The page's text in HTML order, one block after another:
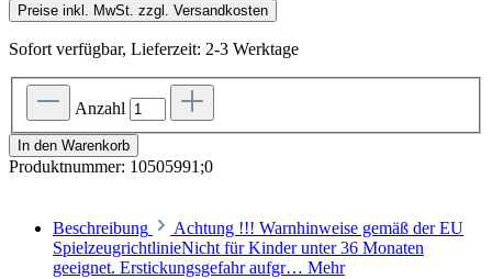
Preise inkl. MwSt. zzgl. Versandkosten
Sofort verfügbar, Lieferzeit: 2-3 Werktage
Anzahl
In den Warenkorb
Produktnummer: 10505991;0
Beschreibung
Achtung !!! Warnhinweise gemäß der EU
SpielzeugrichtlinieNicht für Kinder unter 36 Monaten
geeignet. Erstickungsgefahr aufgr… Mehr